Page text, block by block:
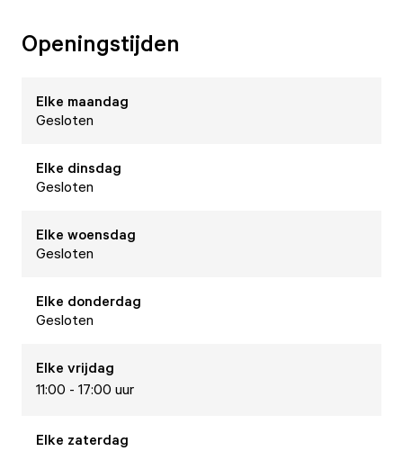
Openingstijden
Elke maandag
Gesloten
Elke dinsdag
Gesloten
Elke woensdag
Gesloten
Elke donderdag
Gesloten
Elke vrijdag
11:00 - 17:00 uur
Elke zaterdag